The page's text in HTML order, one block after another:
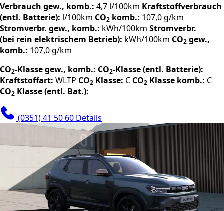
Verbrauch gew., komb.: 4,7 l/100km Kraftstoffverbrauch
(entl. Batterie): l/100km CO2 komb.: 107,0 g/km
Stromverbr. gew., komb.: kWh/100km Stromverbr.
(bei rein elektrischem Betrieb): kWh/100km CO2 gew.,
komb.: 107,0 g/km
CO2-Klasse gew., komb.: CO2-Klasse (entl. Batterie):
Kraftstoffart: WLTP CO2 Klasse: C CO2 Klasse komb.: C
CO2 Klasse (entl. Bat.):
(0351) 41 50 60 Details